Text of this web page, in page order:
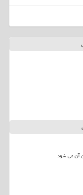
آن می شود